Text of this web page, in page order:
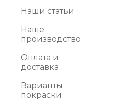
Наши статьи
Наше
производство
Оплата и
доставка
Варианты
покраски